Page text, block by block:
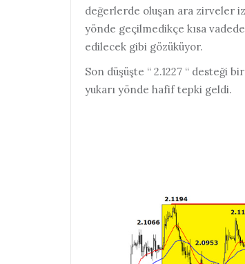
değerlerde oluşan ara zirveler
yönde geçilmedikçe kısa vadede
edilecek gibi gözüküyor.
Son düşüşte “ 2.1227 “ desteği
yukarı yönde hafif tepki geldi.